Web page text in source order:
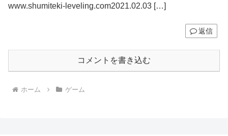
www.shumiteki-leveling.com2021.02.03 […]
返信
コメントを書き込む
ホーム ゲーム